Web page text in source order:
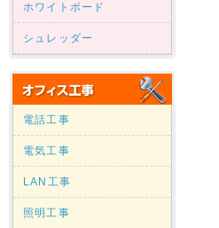
ホワイトボード
シュレッダー
電話工事
電気工事
LAN工事
照明工事